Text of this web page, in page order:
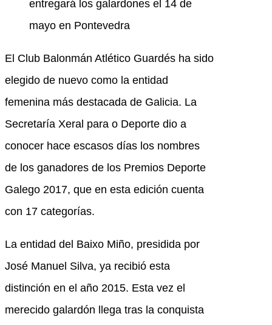
entregará los galardones el 14 de
mayo en Pontevedra
El Club Balonmán Atlético Guardés ha sido
elegido de nuevo como la entidad
femenina más destacada de Galicia. La
Secretaría Xeral para o Deporte dio a
conocer hace escasos días los nombres
de los ganadores de los Premios Deporte
Galego 2017, que en esta edición cuenta
con 17 categorías.
La entidad del Baixo Miño, presidida por
José Manuel Silva, ya recibió esta
distinción en el año 2015. Esta vez el
merecido galardón llega tras la conquista